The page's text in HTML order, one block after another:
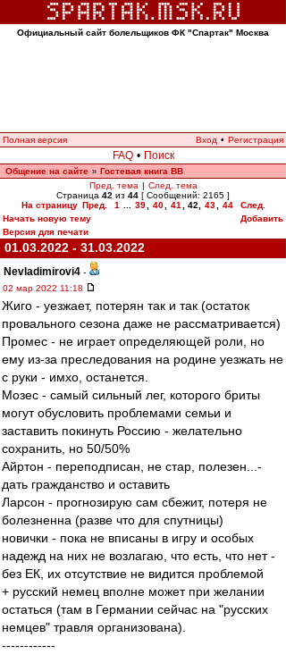
Официальный сайт болельщиков ФК "Спартак" Москва
Полная версия Вход • Регистрация
FAQ • Поиск
Общение на сайте » Гостевая книга ВВ
Пред. тема | След. тема
Страница 42 из 44 [ Сообщений: 2165 ]
На страницу Пред. 1 39 40 41 42 43 44
След.
Начать новую тему
Добавить
Версия для печати
01.03.2022 - 31.03.2022
Nevladimirovi4 -
02 мар 2022 11:18
Жиго - уезжает, потерян так и так (остаток
провального сезона даже не рассматривается)
Промес - не играет определяющей роли, но
ему из-за преследования на родине уезжать не
с руки - имхо, останется.
Мозес - самый сильный лег, которого бриты
могут обусловить проблемами семьи и
заставить покинуть Россию - желательно
сохранить, но 50/50%
Айртон - переподписан, не стар, полезен...-
дать гражданство и оставить
Ларсон - прогнозирую сам сбежит, потеря не
болезненна (разве что для спутницы)
новички - пока не вписаны в игру и особых
надежд на них не возлагаю, что есть, что нет -
без ЕК, их отсутствие не видится проблемой
+ русский немец вполне может при желании
остаться (там в Германии сейчас на "русских
немцев" травля организована).
------------